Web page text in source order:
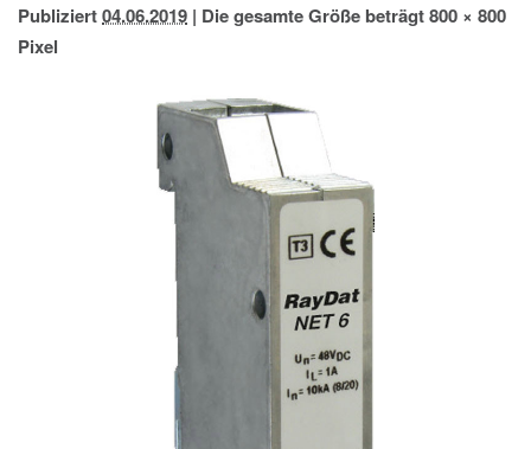
IMPRESSUM
Publiziert04.06.2019 | Die gesamte Größe beträgt800 × 800
Pixel